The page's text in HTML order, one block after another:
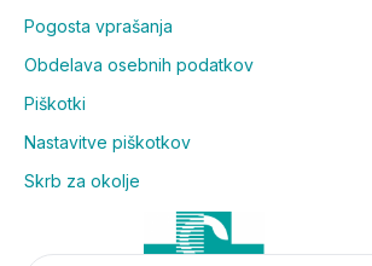
Pogosta vprašanja
Obdelava osebnih podatkov
Piškotki
Nastavitve piškotkov
Skrb za okolje